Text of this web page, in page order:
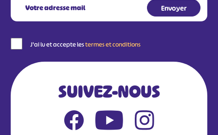
J'ai lu et accepte lestermes et conditions
SUIVEZ-NOUS